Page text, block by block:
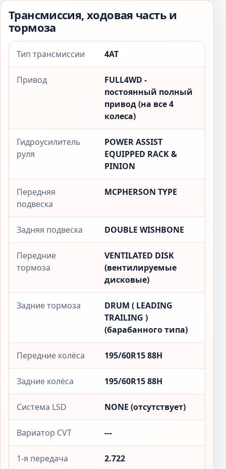
Трансмиссия, ходовая часть и
тормоза
Тип трансмиссии 4AT
Привод
FULL4WD -
постоянный полный
привод (на все 4
колеса)
Гидроусилитель
руля
POWER ASSIST
EQUIPPED RACK &
PINION
Передняя
подвеска
MCPHERSON TYPE
Задняя подвеска DOUBLE WISHBONE
Передние
тормоза
VENTILATED DISK
(вентилируемые
дисковые)
Задние тормоза
DRUM ( LEADING
TRAILING )
(барабанного типа)
Передние колёса 195/60R15 88H
Задние колёса 195/60R15 88H
Система LSD NONE (отсутствует)
Вариатор CVT ---
1-я передача 2.722